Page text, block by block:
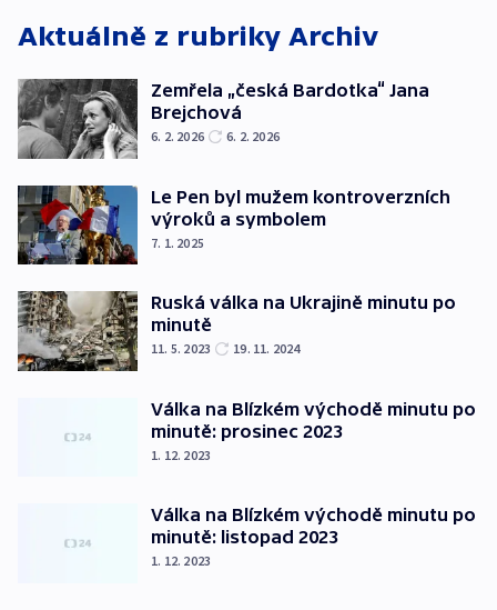
Aktuálně z rubriky Archiv
Zemřela „česká Bardotka“ Jana
Brejchová
6. 2. 2026 6. 2. 2026
Le Pen byl mužem kontroverzních
výroků a symbolem
7. 1. 2025
Ruská válka na Ukrajině minutu po
minutě
11. 5. 2023 19. 11. 2024
Válka na Blízkém východě minutu po
minutě: prosinec 2023
1. 12. 2023
Válka na Blízkém východě minutu po
minutě: listopad 2023
1. 12. 2023